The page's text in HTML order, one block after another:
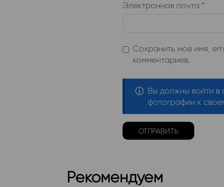
Электронная почта *
Сохранить моё имя,
комментариев.
Вы должны войти в
фотографии к
Рекомендуем